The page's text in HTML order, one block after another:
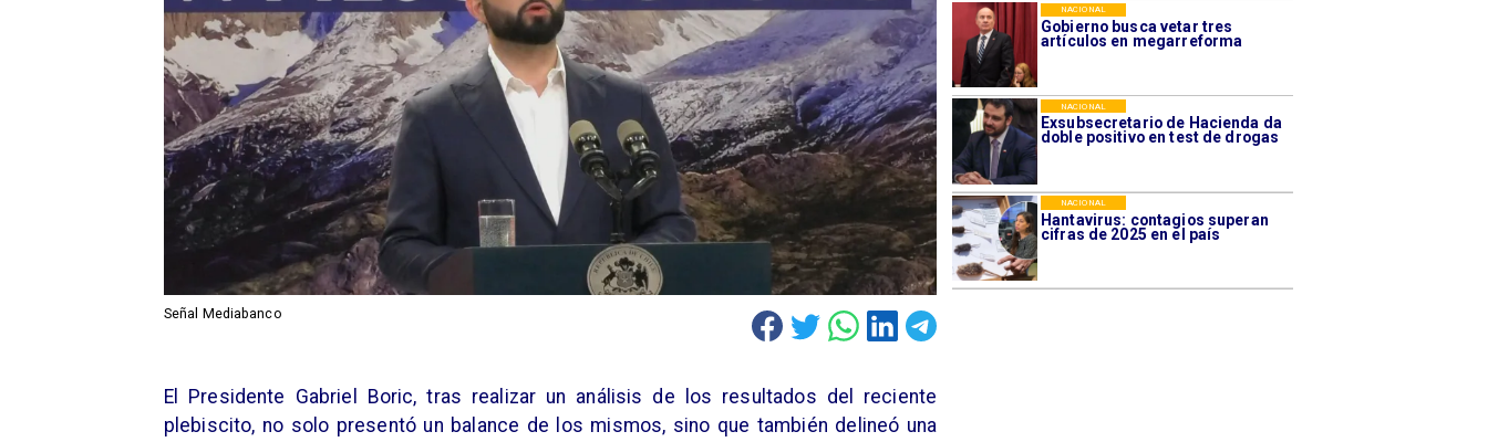
Señal Mediabanco
Gobierno busca vetar tres
artículos en megarreforma
NACIONAL
Exsubsecretario de Hacienda da
doble positivo en test de drogas
NACIONAL
Hantavirus: contagios superan
cifras de 2025 en el país
NACIONAL
El Presidente Gabriel Boric, tras realizar un análisis de los resultados del reciente
plebiscito, no solo presentó un balance de los mismos, sino que también delineó una